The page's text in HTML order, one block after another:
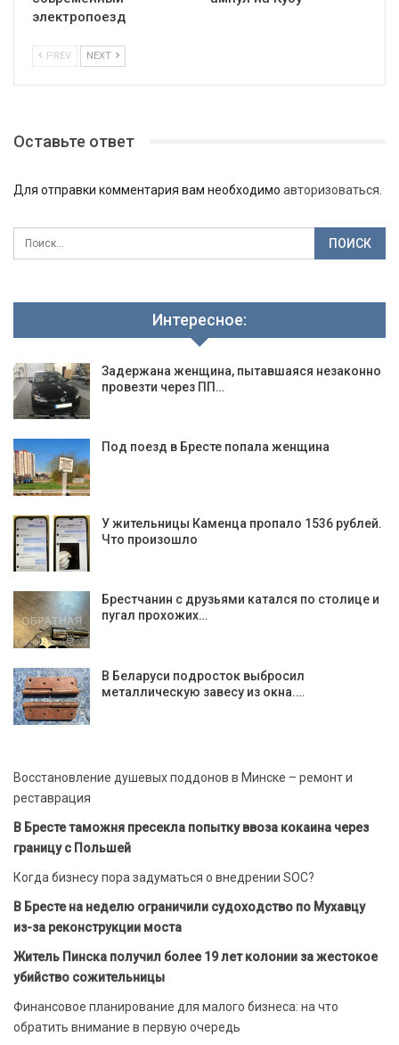
электропоезд
PREV NEXT
Оставьте ответ
Для отправки комментария вам необходимо авторизоваться
Интересное:
Задержана женщина, пытавшаяся незаконно
провезти через ПП…
Под поезд в Бресте попала женщина
У жительницы Каменца пропало 1536 рублей.
Что произошло
Брестчанин с друзьями катался по столице и
пугал прохожих…
В Беларуси подросток выбросил
металлическую завесу из окна.…
Восстановление душевых поддонов в Минске – ремонт и
реставрация
В Бресте таможня пресекла попытку ввоза кокаина через
границу с Польшей
Когда бизнесу пора задуматься о внедрении SOC?
В Бресте на неделю ограничили судоходство по Мухавцу
из-за реконструкции моста
Житель Пинска получил более 19 лет колонии за жестокое
убийство сожительницы
Финансовое планирование для малого бизнеса: на что
обратить внимание в первую очередь